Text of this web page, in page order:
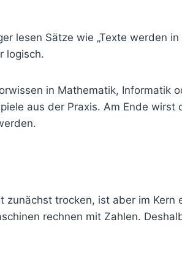
lesen Sätze wie „Texte werden
logisch.
in Mathematik, Informatik
aus der Praxis. Am Ende
trocken, ist aber im Kern
rechnen mit Zahlen.